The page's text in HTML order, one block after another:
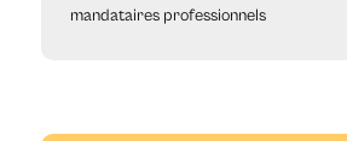
mandataires professionnels